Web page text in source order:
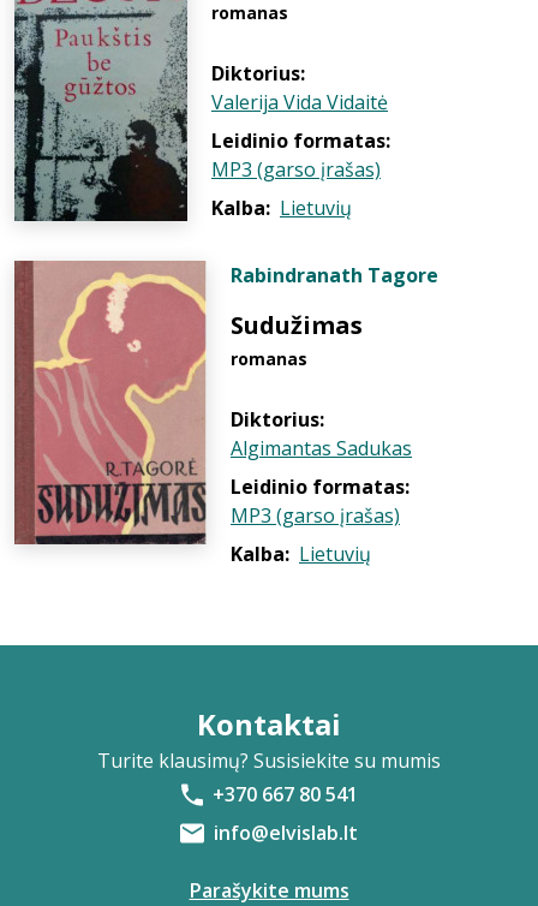
romanas
Diktorius:
Valerija Vida Vidaitė
Leidinio formatas:
MP3 (garso įrašas)
Kalba: Lietuvių
Rabindranath Tagore
Sudužimas
romanas
Diktorius:
Algimantas Sadukas
Leidinio formatas:
MP3 (garso įrašas)
Kalba: Lietuvių
Kontaktai
Turite klausimų? Susisiekite su mumis
+370 667 80 541
info@elvislab.lt
Parašykite mums